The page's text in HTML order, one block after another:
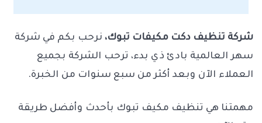
شركة تنظيف دكت مكيفات تبوك، نرحب بكم في شركة
سهر العالمية بادئ ذي بدء، ترحب الشركة بجميع
العملاء الآن وبعد أكثر من سبع سنوات من الخبرة.
مهمتنا هي تنظيف مكيف تبوك بأحدث وأفضل طريقة